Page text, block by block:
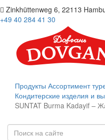
Zinkhüttenweg 6, 22113
+49 40 284 41 30
Продукты Ассортимент
Кондитерские изделия и
SUNTAT Burma Kadayif –